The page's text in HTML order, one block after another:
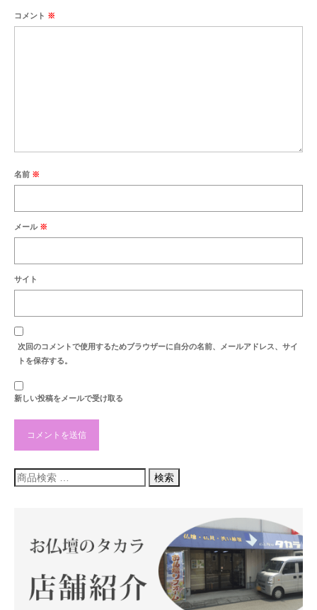
お問合せ
セール案内
お知らせ
コメント ※
名前 ※
メール ※
サイト
次回のコメントで使用するためブラウザーに自分の名前、メールアドレス、サイ
トを保存する。
新しい投稿をメールで受け取る
検
索
検索